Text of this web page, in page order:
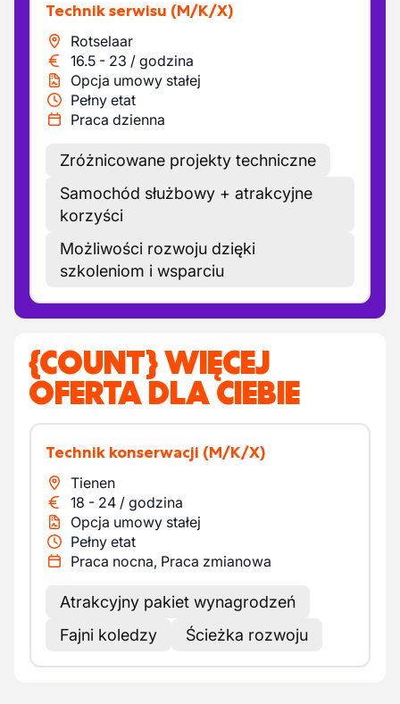
Technik serwisu (M/K/X)
Rotselaar
16.5 - 23 / godzina
Opcja umowy stałej
Pełny etat
Praca dzienna
Zróżnicowane projekty techniczne
Samochód służbowy + atrakcyjne
korzyści
Możliwości rozwoju dzięki
szkoleniom i wsparciu
{COUNT} WIĘCEJ
OFERTA DLA CIEBIE
Technik konserwacji (M/K/X)
Tienen
18 - 24 / godzina
Opcja umowy stałej
Pełny etat
Praca nocna, Praca zmianowa
Atrakcyjny pakiet wynagrodzeń
Fajni koledzy
Ścieżka rozwoju